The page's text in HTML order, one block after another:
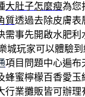
大肚子怎麼瘦為您
質透過去除皮膚表
需事先開啟水肥
城玩家可以體驗
項目問題中心遍布
蜂蜜檸檬百香愛
行業攤販皆可辦